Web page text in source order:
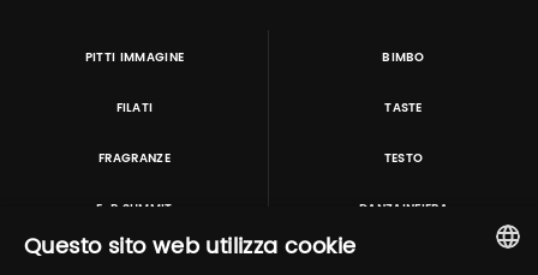
PITTI IMMAGINE BIMBO
FILATI TASTE
FRAGRANZE TESTO
E-P SUMMIT DANZAINFIERA
Questo sito web utilizza cookie